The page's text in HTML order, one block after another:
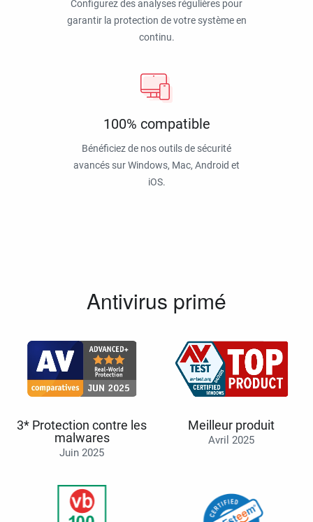
Configurez des analyses régulières pour
garantir la protection de votre système en
continu.
100% compatible
Bénéficiez de nos outils de sécurité
avancés sur Windows, Mac, Android et
iOS.
Antivirus primé
3* Protection contre les
malwares
Juin 2025
Meilleur produit
Avril 2025